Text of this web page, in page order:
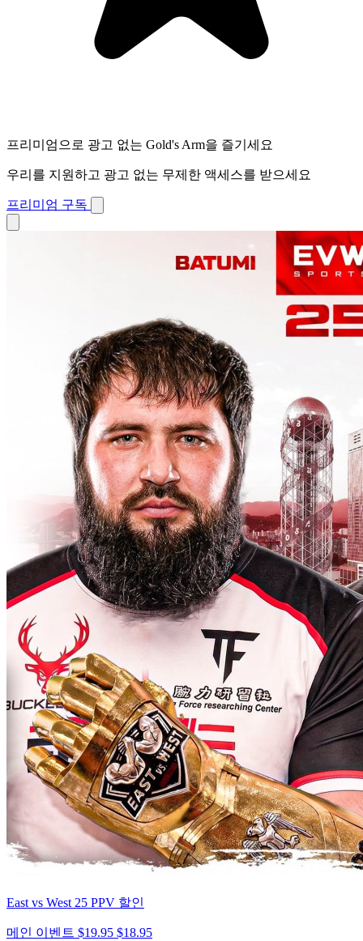
프리미엄으로 광고 없는 Gold's Arm을 즐기세요
우리를 지원하고 광고 없는 무제한 액세스를 받으세요
프리미엄 구독
East vs West 25 PPV 할인
메인 이벤트 $19.95 $18.95